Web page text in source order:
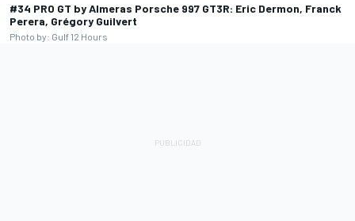
#34 PRO GT by Almeras Porsche 997 GT3R: Eric Dermon, Franck
Perera, Grégory Guilvert
Photo by: Gulf 12 Hours